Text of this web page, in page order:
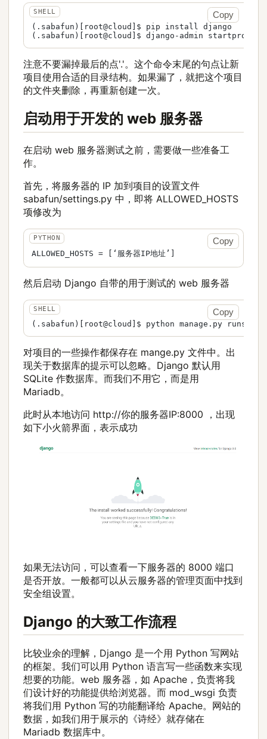
(.sabafun)[root@cloud]$ pip install django
Copy
注意不要漏掉最后的点'.'。这个命令末尾的句点让新
项目使用合适的目录结构。如果漏了，就把这个项目
的文件夹删除，再重新创建一次。
启动用于开发的 web 服务器
在启动 web 服务器测试之前，需要做一些准备工
作。
首先，将服务器的 IP 加到项目的设置文件
sabafun/settings.py 中，即将 ALLOWED_HOSTS
项修改为
Copy
然后启动 Django 自带的用于测试的 web 服务器
Copy
对项目的一些操作都保存在 mange.py 文件中。出
现关于数据库的提示可以忽略。Django 默认用
SQLite 作数据库。而我们不用它，而是用
Mariadb。
此时从本地访问 http://你的服务器IP:8000 ，出现
如下小火箭界面，表示成功
如果无法访问，可以查看一下服务器的 8000 端口
是否开放。一般都可以从云服务器的管理页面中找到
安全组设置。
Django 的大致工作流程
比较业余的理解，Django 是一个用 Python 写网站
的框架。我们可以用 Python 语言写一些函数来实现
想要的功能。web 服务器，如 Apache，负责将我
们设计好的功能提供给浏览器。而 mod_wsgi 负责
将我们用 Python 写的功能翻译给 Apache。网站的
数据，如我们用于展示的《诗经》就存储在
Mariadb 数据库中。